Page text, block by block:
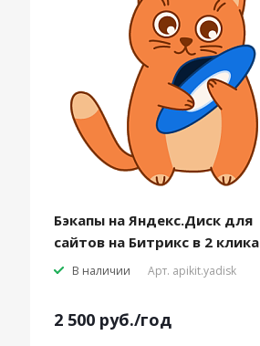
Бэкапы на Яндекс.Диск для
сайтов на Битрикс в 2 клика
В наличии Арт. apikit.yadisk
2 500 руб./год